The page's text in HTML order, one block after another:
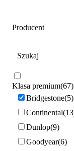
Producent
Klasa premium 67
Bridgestone 5
Continental 13
Dunlop 9
Goodyear 6